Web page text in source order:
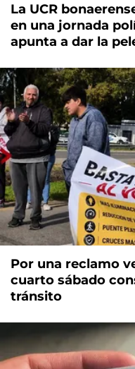
La UCR
en una jornada
apunta a dar la
Por una reclamo
cuarto sábado
tránsito